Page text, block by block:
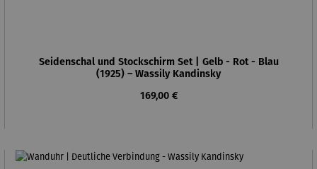
Seidenschal und Stockschirm Set | Gelb - Rot - Blau
(1925) – Wassily Kandinsky
Regulärer Preis:
169,00 €